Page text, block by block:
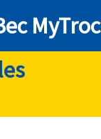
MyTroc